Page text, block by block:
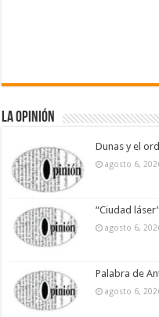
La Opinión
Dunas y el
agosto 6,
“Ciudad
agosto 6,
Palabra de
agosto 6,